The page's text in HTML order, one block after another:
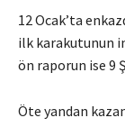
12 Ocak’ta
ilk karakutunun
ön raporun ise 9
Öte yandan